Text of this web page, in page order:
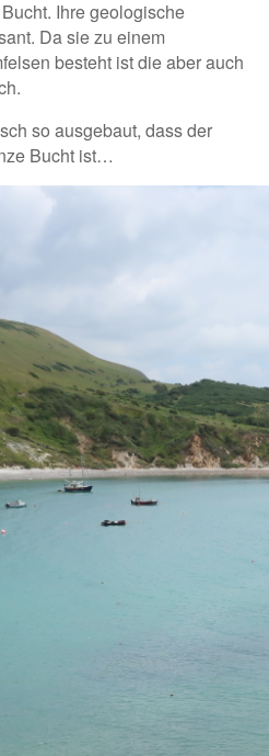
Ihre geologische
Da sie zu einem
besteht ist die aber auch
so ausgebaut, dass der
Bucht ist…